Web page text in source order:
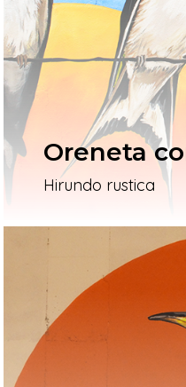
Oreneta
Hirundo rustica